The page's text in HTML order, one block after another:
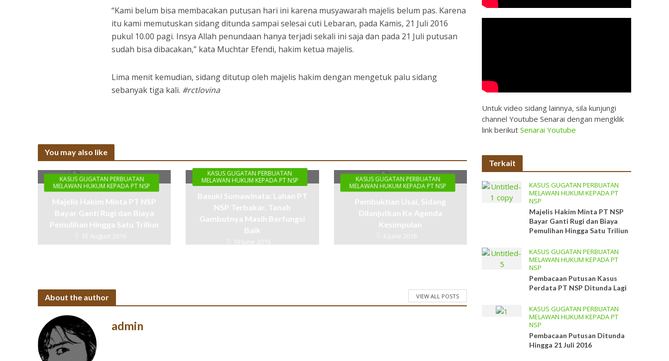
“Kami belum bisa membacakan putusan hari ini karena musyawarah majelis belum pas. Karena
itu kami memutuskan sidang ditunda sampai selesai cuti Lebaran, pada Kamis, 21 Juli 2016
pukul 10.00 pagi. Insya Allah penundaan hanya terjadi sekali ini saja dan pada 21 Juli putusan
sudah bisa dibacakan,” kata Muchtar Efendi, hakim ketua majelis.
Lima menit kemudian, sidang ditutup oleh majelis hakim dengan mengetuk palu sidang
sebanyak tiga kali. #rctlovina
You may also like
KASUS GUGATAN PERBUATAN
MELAWAN HUKUM KEPADA PT NSP
Majelis Hakim Minta PT NSP
Bayar Ganti Rugi dan Biaya
Pemulihan Hingga Satu Triliun
KASUS GUGATAN PERBUATAN
MELAWAN HUKUM KEPADA PT NSP
Basuki Sumawinata: Lahan PT
NSP Terbakar, Tanah
Gambutnya Masih Berfungsi
Baik
19 June 2016
KASUS GUGATAN PERBUATAN
MELAWAN HUKUM KEPADA PT NSP
Pembuktian Usai, Sidang
Dilanjutkan Ke Agenda
Kesimpulan
About the author VIEW ALL POSTS
admin
Untuk video sidang lainnya, sila kunjungi
channel Youtube Senarai dengan mengklik
link berikutSenarai Youtube
Terkait
KASUS GUGATAN PERBUATAN
MELAWAN HUKUM KEPADA PT
NSP
Majelis Hakim Minta PT NSP
Bayar Ganti Rugi dan Biaya
Pemulihan Hingga Satu Triliun
KASUS GUGATAN PERBUATAN
MELAWAN HUKUM KEPADA PT
NSP
Pembacaan Putusan Kasus
Perdata PT NSP Ditunda Lagi
KASUS GUGATAN PERBUATAN
MELAWAN HUKUM KEPADA PT
NSP
Pembacaan Putusan Ditunda
Hingga 21 Juli 2016